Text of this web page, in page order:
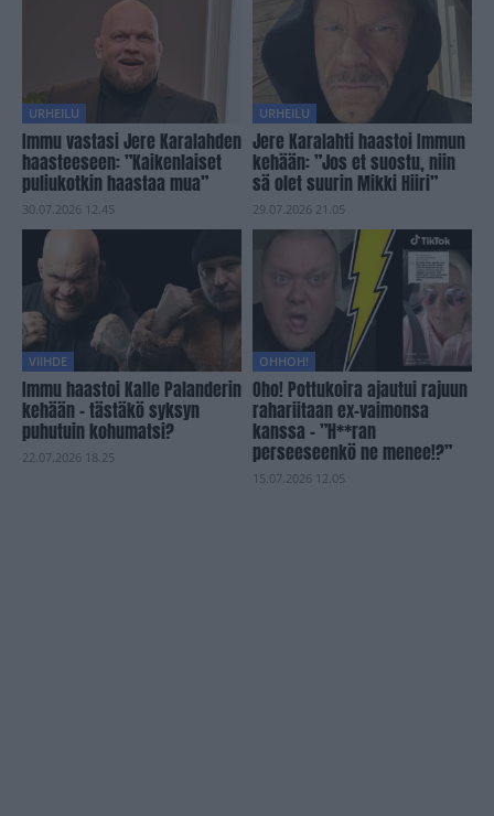
URHEILU
Immu vastasi Jere Karalahden
haasteeseen: ”Kaikenlaiset
puliukotkin haastaa mua”
30.07.2026 12.45
URHEILU
Jere Karalahti haastoi Immun
kehään: ”Jos et suostu, niin
sä olet suurin Mikki Hiiri”
29.07.2026 21.05
VIIHDE
Immu haastoi Kalle Palanderin
kehään – tästäkö syksyn
puhutuin kohumatsi?
22.07.2026 18.25
OHHOH!
Oho! Pottukoira ajautui rajuun
rahariitaan ex-vaimonsa
kanssa – ”H**ran
perseeseenkö ne menee!?”
15.07.2026 12.05